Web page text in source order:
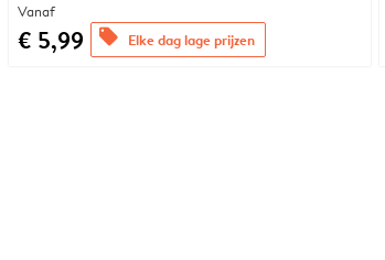
Vanaf
€ 5,99 offers Elke dag lage prijzen